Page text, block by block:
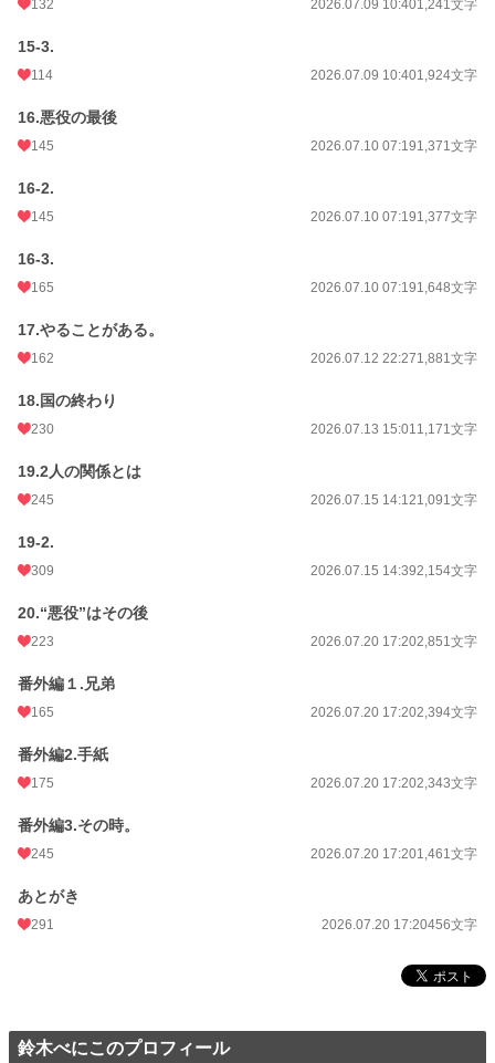
132 2026.07.09 10:401,241文字
15-3.
114 2026.07.09 10:401,924文字
16.悪役の最後
145 2026.07.10 07:191,371文字
16-2.
145 2026.07.10 07:191,377文字
16-3.
165 2026.07.10 07:191,648文字
17.やることがある。
162 2026.07.12 22:271,881文字
18.国の終わり
230 2026.07.13 15:011,171文字
19.2人の関係とは
245 2026.07.15 14:121,091文字
19-2.
309 2026.07.15 14:392,154文字
20.“悪役”はその後
223 2026.07.20 17:202,851文字
番外編１.兄弟
165 2026.07.20 17:202,394文字
番外編2.手紙
175 2026.07.20 17:202,343文字
番外編3.その時。
245 2026.07.20 17:201,461文字
あとがき
291 2026.07.20 17:20456文字
鈴木べにこのプロフィール